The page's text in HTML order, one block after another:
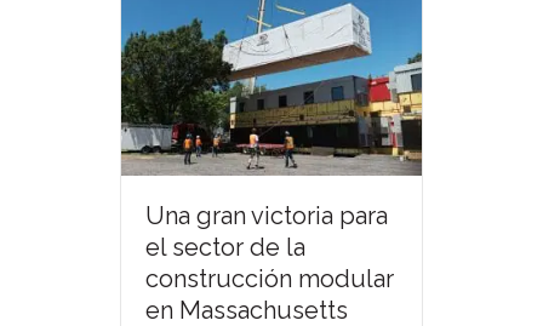
Una gran victoria para
el sector de la
construcción modular
en Massachusetts